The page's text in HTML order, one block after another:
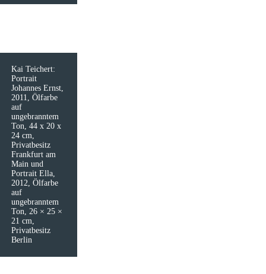
Kai Teichert:
Portrait
Johannes Ernst,
2011, Ölfarbe
auf
ungebranntem
Ton, 44 x 20 x
24 cm,
Privatbesitz
Frankfurt am
Main und
Portrait Ella,
2012, Ölfarbe
auf
ungebranntem
Ton, 26 × 25 ×
21 cm,
Privatbesitz
Berlin